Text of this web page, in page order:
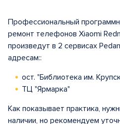
Профессиональный
ремонт телефонов Xiaomi
произведут в 2 сервисах
адресам::
ост. "Библиотека им.
ТЦ "Ярмарка"
Как показывает практика,
наличии, но рекомендуем